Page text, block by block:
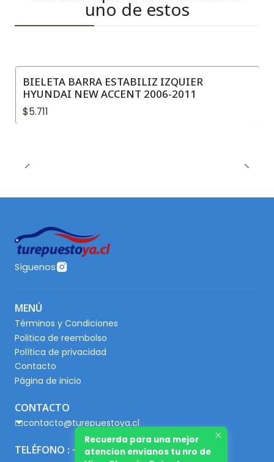
uno de estos
BIELETA BARRA ESTABILIZ IZQUIER
HYUNDAI NEW ACCENT 2006-2011
$5.711
Síguenos
MENÚ
Términos y Condiciones
Politica de reembolso
Política de privacidad
Contacto
Página de inicio
CONTACTO
contacto@turepuestoya.cl
TELÉFONO : +56 9 65667345
Recuerda para una mejor
atencion envianos tu nro de